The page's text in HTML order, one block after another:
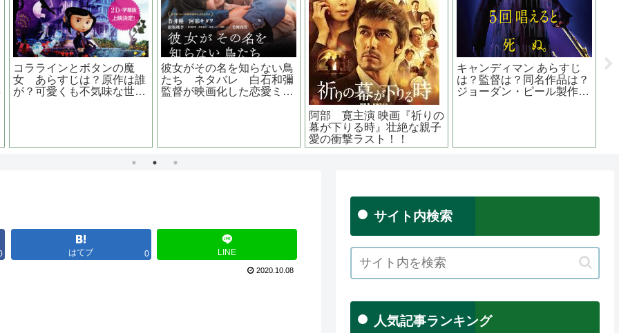
版オトッペ パパ・ド
・クライ あらすじは？
は？ 子供番組の続き？
JOKER ジョーカー
JOKERに感情移入してし
まう哀しいほどの狂気
野良人間 獣に育てられた
子どもたち あらすじは？実
話？メキシコ製ホラー
護られなかった者たちへ あ
らすじは？原作は？ロケ地
は？ 中山七里のミステリー
国際
作は？
ション
はてブ 0 LINE
2020.10.08
サイト内検索
人気記事ランキング